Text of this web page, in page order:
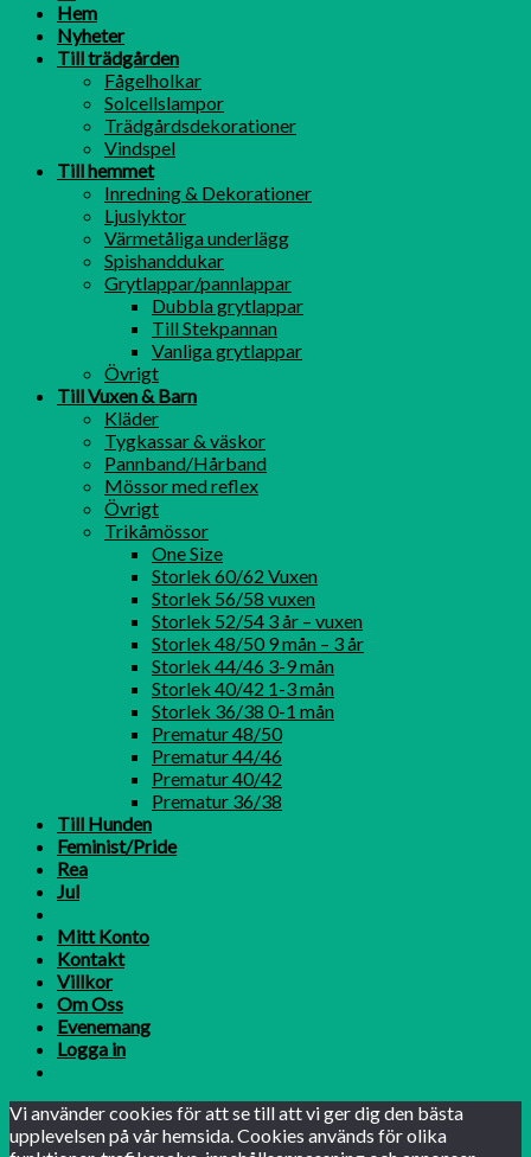
Hem
Nyheter
Till trädgården
Fågelholkar
Solcellslampor
Trädgårdsdekorationer
Vindspel
Till hemmet
Inredning & Dekorationer
Ljuslyktor
Värmetåliga underlägg
Spishanddukar
Grytlappar/pannlappar
Dubbla grytlappar
Till Stekpannan
Vanliga grytlappar
Övrigt
Till Vuxen & Barn
Kläder
Tygkassar & väskor
Pannband/Hårband
Mössor med reflex
Övrigt
Trikåmössor
One Size
Storlek 60/62 Vuxen
Storlek 56/58 vuxen
Storlek 52/54 3 år – vuxen
Storlek 48/50 9 mån – 3 år
Storlek 44/46 3-9 mån
Storlek 40/42 1-3 mån
Storlek 36/38 0-1 mån
Prematur 48/50
Prematur 44/46
Prematur 40/42
Prematur 36/38
Till Hunden
Feminist/Pride
Rea
Jul
Mitt Konto
Kontakt
Villkor
Om Oss
Evenemang
Logga in
Vi använder cookies för att se till att vi ger dig den bästa
upplevelsen på vår hemsida. Cookies används för olika